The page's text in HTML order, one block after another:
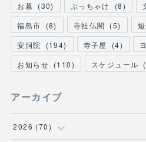
お墓 (30) ぶっちゃけ (8)
福島市
(8) 寺社仏閣 (5)
安洞院
(194) 寺子屋 (4)
お知らせ (110) スケジュール (
アーカイブ
2026 (70)